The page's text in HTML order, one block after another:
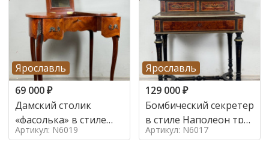
Ярославль
69 000₽
Дамский столик
«фасолька» в стиле
Луи 16,
Артикул: N6019
Ярославль
129 000₽
Бомбический секретер
в стиле Наполеон труа
в стиле
Артикул: N6017